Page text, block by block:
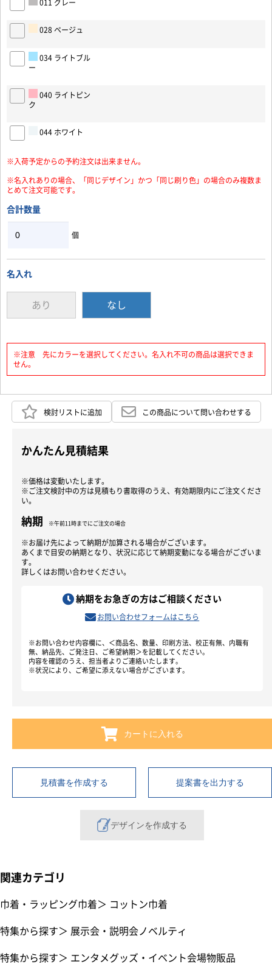
011 グレー
028 ベージュ
034 ライトブル
ー
040 ライトピン
ク
044 ホワイト
※入荷予定からの予約注文は出来ません。
※名入れありの場合、「同じデザイン」かつ「同じ刷り色」の場合のみ複数ま
とめて注文可能です。
合計数量
個
名入れ
あり なし
※注意 先にカラーを選択してください。名入れ不可の商品は選択できま
せん。
検討リストに追加 この商品について問い合わせする
かんたん見積結果
※価格は変動いたします。
※ご注文検討中の方は見積もり書取得のうえ、有効期限内にご注文くださ
い。
納期 ※午前11時までにご注文の場合
※お届け先によって納期が加算される場合がございます。
あくまで目安の納期となり、状況に応じて納期変動になる場合がございま
す。
詳しくはお問い合わせください。
納期をお急ぎの方はご相談ください
お問い合わせフォームはこちら
※お問い合わせ内容欄に、＜商品名、数量、印刷方法、校正有無、内職有
無、納品先、ご発注日、ご希望納期＞を記載してください。
内容を確認のうえ、担当者よりご連絡いたします。
※状況により、ご希望に添えない場合がございます。
カートに入れる
見積書を作成する 提案書を出力する
デザインを作成する
関連カテゴリ
巾着・ラッピング巾着＞ コットン巾着
特集から探す＞ 展示会・説明会ノベルティ
特集から探す＞ エンタメグッズ・イベント会場物販品